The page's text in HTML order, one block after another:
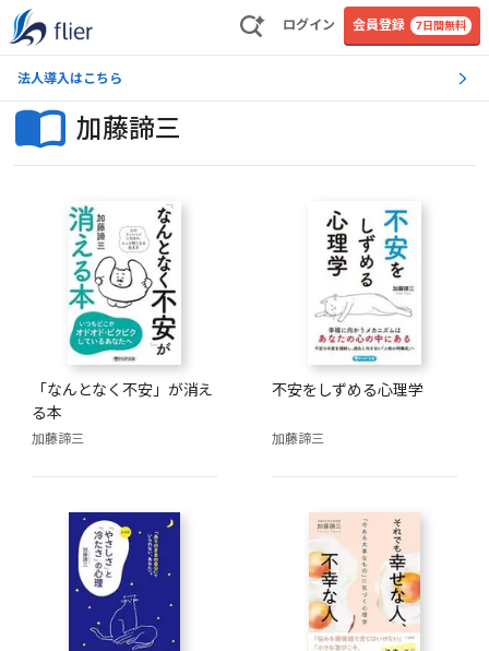
ログイン 会員登録 7日間無料
法人導入はこちら
加藤諦三
「なんとなく不安」が消え
る本
加藤諦三
不安をしずめる心理学
加藤諦三